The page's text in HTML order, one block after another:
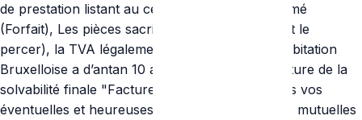
de prestation listant au centime : Le temps entamé
(Forfait), Les pièces sacrifiées (Le siphon s'il dut le
percer), la TVA légalement induite de 6% si l'habitation
Bruxelloise a d’antan 10 ans, et surtout la signature de la
solvabilité finale "Facture acquittée" pour toutes vos
éventuelles et heureuses preuves d'assurances mutuelles